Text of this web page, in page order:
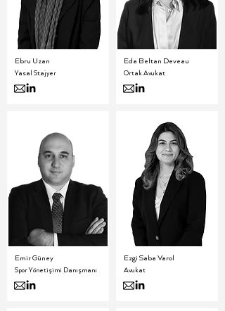
Ebru Uzan
Yasal Stajyer
Emir Güney
Spor Yönetişimi Danışmanı
Eda Beltan Deveau
Ortak Avukat
Ezgi Saba Varol
Avukat